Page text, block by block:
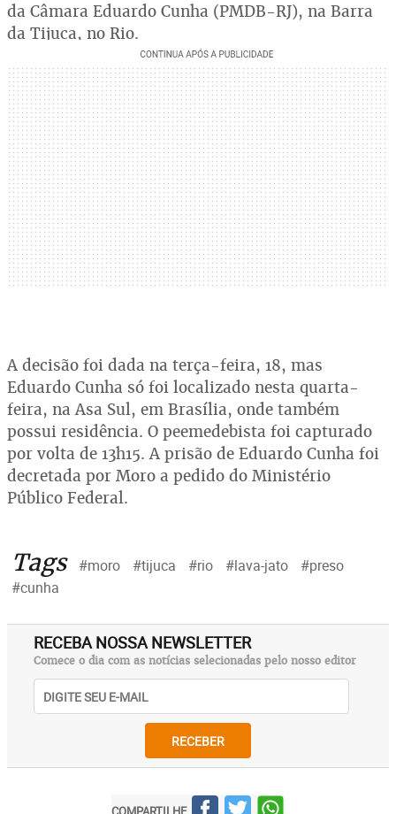
da Câmara Eduardo Cunha (PMDB-RJ), na Barra
da Tijuca, no Rio.
A decisão foi dada na terça-feira, 18, mas
Eduardo Cunha só foi localizado nesta quarta-
feira, na Asa Sul, em Brasília, onde também
possui residência. O peemedebista foi capturado
por volta de 13h15. A prisão de Eduardo Cunha foi
decretada por Moro a pedido do Ministério
Público Federal.
Tags #moro #tijuca #rio #lava-jato
#preso
#cunha
RECEBA NOSSA NEWSLETTER
Comece o dia com as notícias selecionadas pelo nosso editor
RECEBER